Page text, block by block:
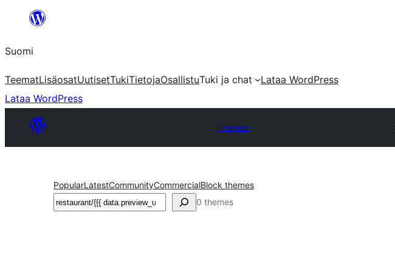
Suomi
TeematLisäosatUutisetTukiTietojaOsallistuTuki ja chat
Lataa WordPress
Lataa WordPress
Themes
PopularLatestCommunityCommercialBlock themes
Etsi 0 themes